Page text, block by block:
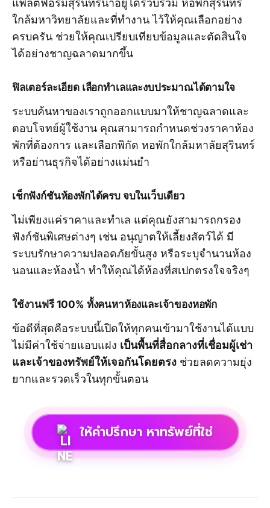
ใกล้มหาวิทยาลัยและที่ทำงาน ไว้ให้คุณเลือกอย่าง
ครบครัน ช่วยให้คุณเปรียบเทียบข้อมูลและตัดสินใจ
ได้อย่างชาญฉลาดมากขึ้น
ฟิลเตอร์ละเอียด เลือกทำเลและงบประมาณได้ตามใจ
ระบบค้นหาของเราถูกออกแบบมาให้ชาญฉลาดและ
ตอบโจทย์ผู้ใช้งาน คุณสามารถกำหนดช่วงราคาห้อง
พักที่ต้องการ และเลือกพิกัด หอพักใกล้มหาลัยสุรินทร์
หรือย่านธุรกิจได้อย่างแม่นยำ
เช็กฟังก์ชันห้องพักได้ครบ จบในเว็บเดียว
ไม่เพียงแค่ราคาและทำเล แต่คุณยังสามารถกรอง
ฟังก์ชันพิเศษต่างๆ เช่น อนุญาตให้เลี้ยงสัตว์ได้ มี
ระบบรักษาความปลอดภัยขั้นสูง หรือระบุจำนวนห้อง
นอนและห้องน้ำ ทำให้คุณได้ห้องที่สเปกตรงใจจริงๆ
ใช้งานฟรี 100% ทั้งคนหาห้องและเจ้าของหอพัก
ข้อดีที่สุดคือระบบนี้เปิดให้ทุกคนเข้ามาใช้งานได้แบบ
ไม่มีค่าใช้จ่ายแอบแฝง เป็นพื้นที่สื่อกลางที่เชื่อมผู้เช่า
และเจ้าของทรัพย์ให้เจอกันโดยตรง ช่วยลดความยุ่ง
ยากและรวดเร็วในทุกขั้นตอน
ให้คำปรึกษา หาทรัพย์ที่ใช่